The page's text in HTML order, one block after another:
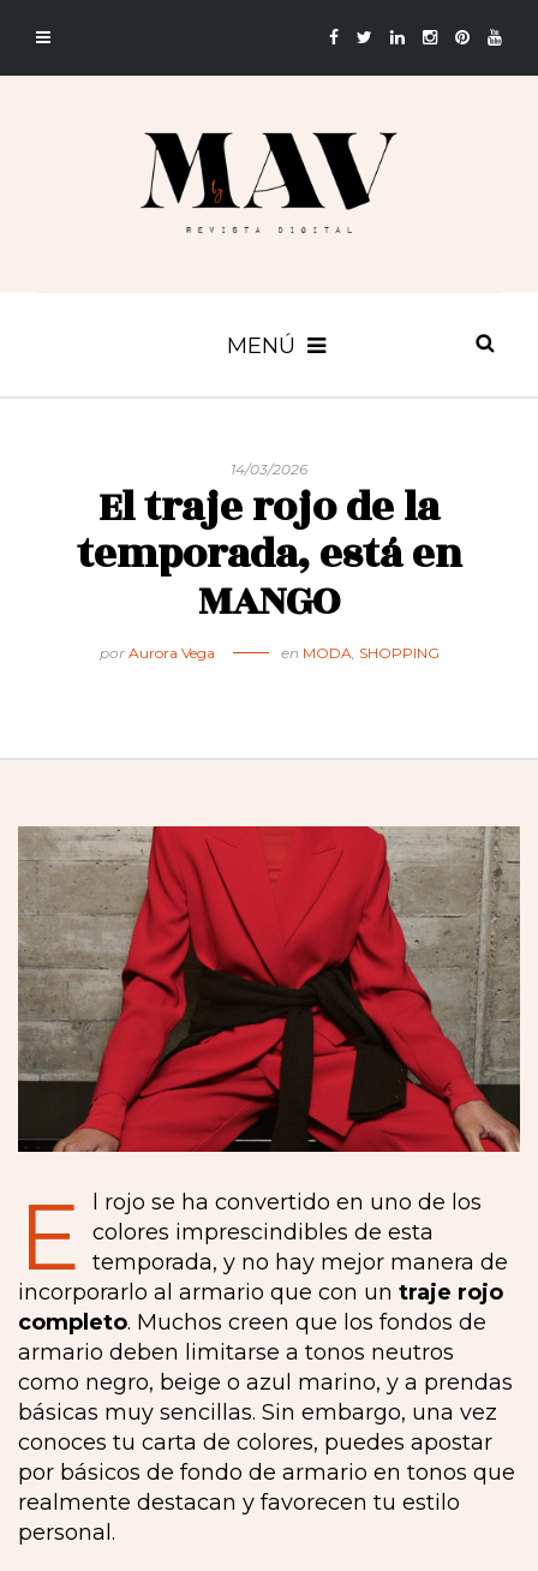
MENÚ
14/03/2026
El traje rojo de la
temporada, está en
MANGO
por Aurora Vega en MODA, SHOPPING
E
l rojo se ha convertido en uno de los
colores imprescindibles de esta
temporada, y no hay mejor manera de
incorporarlo al armario que con un traje rojo
completo. Muchos creen que los fondos de
armario deben limitarse a tonos neutros
como negro, beige o azul marino, y a prendas
básicas muy sencillas. Sin embargo, una vez
conoces tu carta de colores, puedes apostar
por básicos de fondo de armario en tonos que
realmente destacan y favorecen tu estilo
personal.